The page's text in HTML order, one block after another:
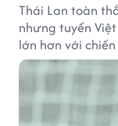
Thái Lan toàn
nhưng tuyển
lớn hơn với